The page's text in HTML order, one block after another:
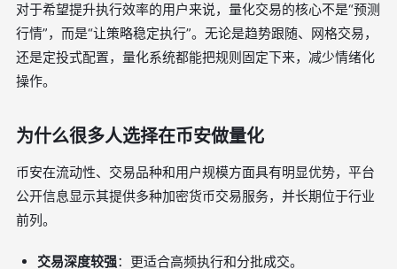
对于希望提升执行效率的用户来说，量化交易的核心不是“预测
行情”，而是“让策略稳定执行”。无论是趋势跟随、网格交易，
还是定投式配置，量化系统都能把规则固定下来，减少情绪化
操作。
为什么很多人选择在币安做量化
币安在流动性、交易品种和用户规模方面具有明显优势，平台
公开信息显示其提供多种加密货币交易服务，并长期位于行业
前列。
交易深度较强：更适合高频执行和分批成交。